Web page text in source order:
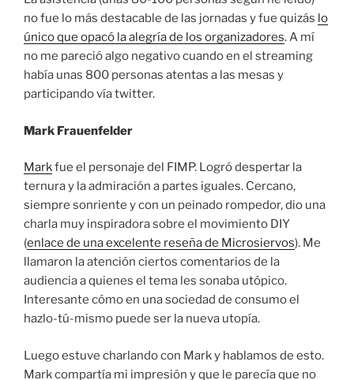
no fue lo más destacable de las jornadas y fue quizás lo
único que opacó la alegría de los organizadores. A mí
no me pareció algo negativo cuando en el streaming
había unas 800 personas atentas a las mesas y
participando vía twitter.
Mark Frauenfelder
Markfue el personaje del FIMP. Logró despertar la
ternura y la admiración a partes iguales. Cercano,
siempre sonriente y con un peinado rompedor, dio una
charla muy inspiradora sobre el movimiento DIY
(enlace de una excelente reseña de Microsiervos). Me
llamaron la atención ciertos comentarios de la
audiencia a quienes el tema les sonaba utópico.
Interesante cómo en una sociedad de consumo el
hazlo-tú-mismo puede ser la nueva utopía.
Luego estuve charlando con Mark y hablamos de esto.
Mark compartía mi impresión y que le parecía que no